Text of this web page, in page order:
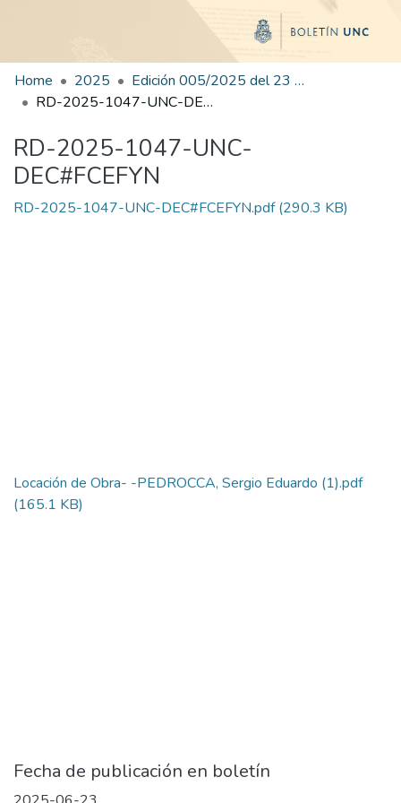
Home 2025
Edición 005/2025 del 23 de junio de 2025
RD-2025-1047-UNC-DEC#FCEFYN
RD-2025-1047-UNC-
DEC#FCEFYN
RD-2025-1047-UNC-DEC#FCEFYN.pdf(290.3 KB)
Locación de Obra- -PEDROCCA, Sergio Eduardo (1).pdf
(165.1 KB)
Fecha de publicación en boletín